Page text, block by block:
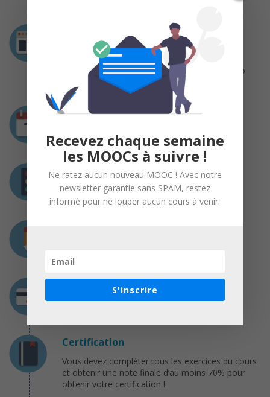
Liv Danthon Lefebvre
Spécialiste de la recherche utilisateur depuis 15
Durée
Disponible toute l’année
Prérequis
Aucun
Certification
Vous devez compléter tous les exercices du cours
et obtenir une note finale d’au moins 70% pour
obtenir votre certification !
Recevez chaque semaine
les MOOCs à suivre !
Ne ratez aucun nouveau MOOC ! Avec notre
newsletter garantie sans SPAM, restez
informé pour ne louper aucun cours à venir.
S'inscrire